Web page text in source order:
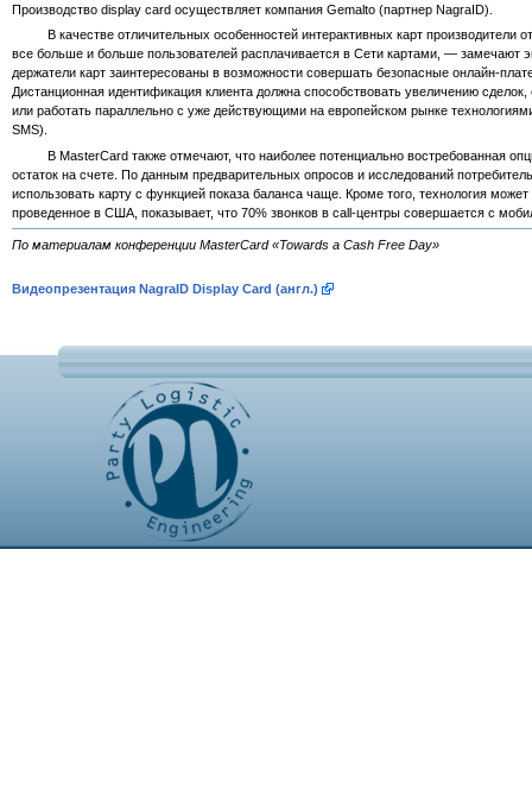
Производство display card осуществляет компания Gemalto (партнер NagraID).
В качестве отличительных особенностей интерактивных карт производители
все больше и больше пользователей расплачивается в Сети картами, — замечают
держатели карт заинтересованы в возможности совершать безопасные онлайн-
Дистанционная идентификация клиента должна способствовать увеличению
или работать параллельно с уже действующими на европейском рынке
SMS).
В MasterCard также отмечают, что наиболее потенциально востребованная
остаток на счете. По данным предварительных опросов и исследований
использовать карту с функцией показа баланса чаще. Кроме того, технология
проведенное в США, показывает, что 70% звонков в call-центры совершается с
По материалам конференции MasterCard «Towards a Cash Free Day»
Видеопрезентация NagraID Display Card (англ.)